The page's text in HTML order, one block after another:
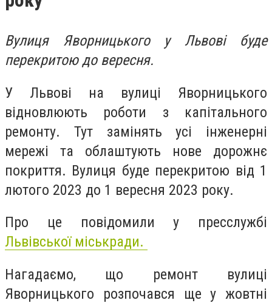
Вулиця Яворницького у Львові буде
перекритою до вересня.
У Львові на вулиці Яворницького
відновлюють роботи з капітального
ремонту. Тут замінять усі інженерні
мережі та облаштують нове дорожнє
покриття. Вулиця буде перекритою від 1
лютого 2023 до 1 вересня 2023 року.
Про це повідомили у пресслужбі
Львівської міськради.
Нагадаємо, що ремонт вулиці
Яворницького розпочався ще у жовтні